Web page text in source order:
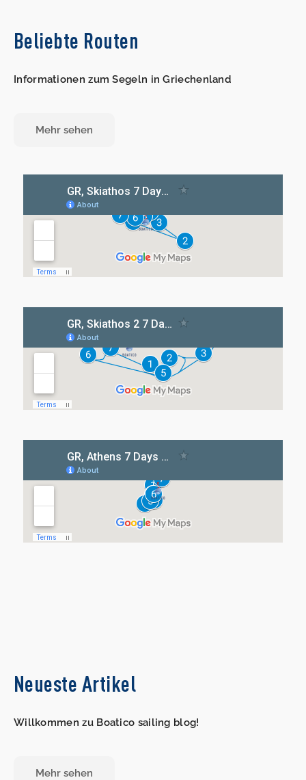
Beliebte Routen
Informationen zum Segeln in Griechenland
Mehr sehen
Neueste Artikel
Willkommen zu Boatico sailing blog!
Mehr sehen